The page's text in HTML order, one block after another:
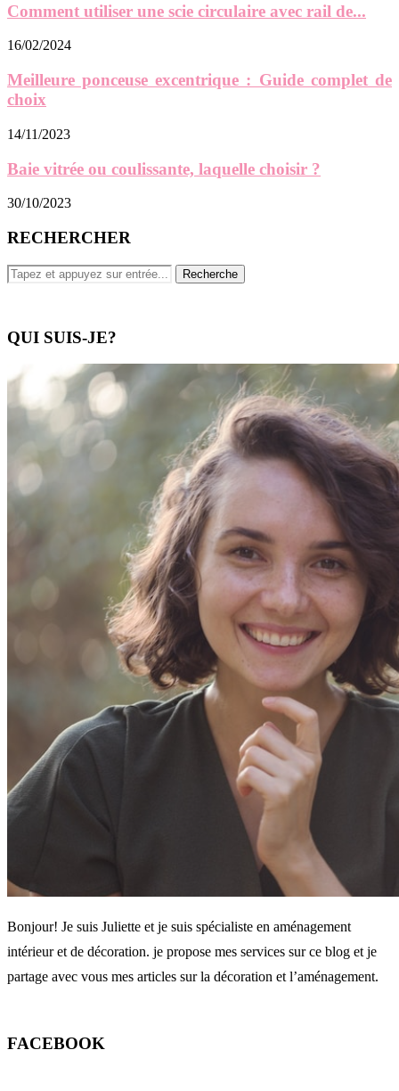
Comment utiliser une scie circulaire avec rail de...
16/02/2024
Meilleure ponceuse excentrique : Guide complet de
choix
14/11/2023
Baie vitrée ou coulissante, laquelle choisir ?
30/10/2023
RECHERCHER
QUI SUIS-JE?
Bonjour! Je suis Juliette et je suis spécialiste en aménagement
intérieur et de décoration. je propose mes services sur ce blog et je
partage avec vous mes articles sur la décoration et l’aménagement.
FACEBOOK